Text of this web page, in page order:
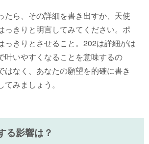
たら、その詳細を書き出すか、天使
っきりと明言してみてください。ポ
っきりとさせること。202は詳細がは
叶いやすくなることを意味するの
はなく、あなたの願望を的確に書き
みましょう。
る影響は？